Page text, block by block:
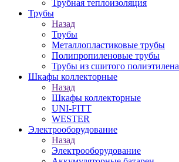
Трубная теплоизоляция
Трубы
Назад
Трубы
Металлопластиковые трубы
Полипропиленовые трубы
Трубы из сшитого полиэтилена
Шкафы коллекторные
Назад
Шкафы коллекторные
UNI-FITT
WESTER
Электрооборудование
Назад
Электрооборудование